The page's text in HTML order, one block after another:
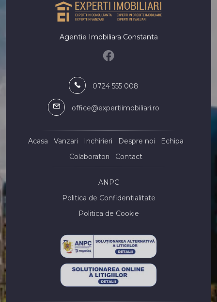
Apartamente de vanzare in Constanta Casa de Cultura
Apartamente de vanzare in Constanta Centru
Apartamente de vanzare in Mamaia-Sat Nord
Case de vanzare in Mamaia-Sat
Case de vanzare in Constanta CET
Case de vanzare in Constanta Palazu Mare
Case de vanzare in Constanta Tomis II
Case de vanzare in Agigea
Case de vanzare in Constanta Bratianu
Case de vanzare in Constanta Faleza Nord
Terenuri de vanzare in Constanta
Terenuri de vanzare in Constanta Km 5
Terenuri de vanzare in Valu lui Traian
Terenuri de vanzare in Constanta Zona Industriala
Terenuri de vanzare in Constanta Viile Noi
Terenuri de vanzare in Lumina
Agentie Imobiliara Constanta
0724 555 008
office@expertiimobiliari.ro
Acasa Vanzari Inchirieri Despre noi
Echipa
Colaboratori
Contact
ANPC
Politica de Confidentialitate
Politica de Cookie